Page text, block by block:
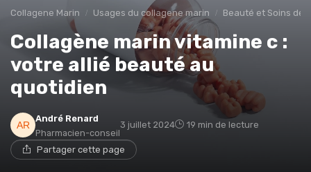
Collagene Marin Usages du collagene marin Beauté et Soins de
Collagène marin vitamine c :
votre allié beauté au
quotidien
André Renard
Pharmacien-conseil
3 juillet 2024 19 min de lecture
Partager cette page